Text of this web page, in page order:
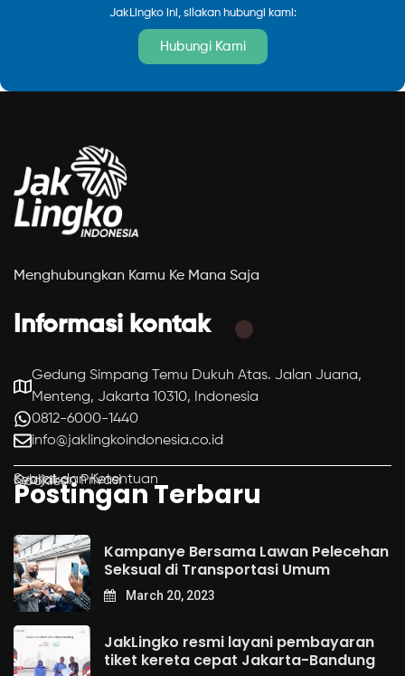
JakLingko ini, silakan hubungi kami:
Hubungi Kami
Menghubungkan Kamu Ke Mana Saja
Informasi kontak
Gedung Simpang Temu Dukuh Atas. Jalan Juana,
Menteng, Jakarta 10310, Indonesia
0812-6000-1440
info@jaklingkoindonesia.co.id
Syarat dan Ketentuan
Kebijakan Privasi
Cookies
Postingan Terbaru
Kampanye Bersama Lawan Pelecehan
Seksual di Transportasi Umum
March 20, 2023
JakLingko resmi layani pembayaran
tiket kereta cepat Jakarta-Bandung